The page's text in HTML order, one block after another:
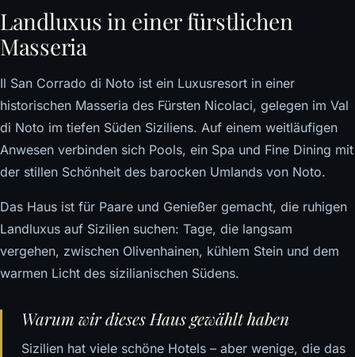
Landluxus in einer fürstlichen
Masseria
Il San Corrado di Noto ist ein Luxusresort in einer
historischen Masseria des Fürsten Nicolaci, gelegen im Val
di Noto im tiefen Süden Siziliens. Auf einem weitläufigen
Anwesen verbinden sich Pools, ein Spa und Fine Dining mit
der stillen Schönheit des barocken Umlands von Noto.
Das Haus ist für Paare und Genießer gemacht, die ruhigen
Landluxus auf Sizilien suchen: Tage, die langsam
vergehen, zwischen Olivenhainen, kühlem Stein und dem
warmen Licht des sizilianischen Südens.
Warum wir dieses Haus gewählt haben
Sizilien hat viele schöne Hotels – aber wenige, die das